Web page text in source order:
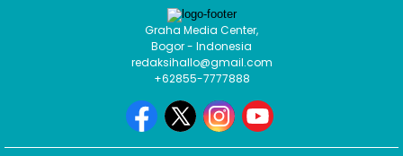
Graha Media Center,
Bogor - Indonesia
redaksihallo@gmail.com
+62855-7777888